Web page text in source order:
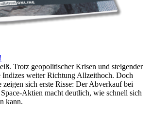
Trotz geopolitischer Krisen und steigender
Indizes weiter Richtung Allzeithoch. Doch
zeigen sich erste Risse: Der Abverkauf bei
Aktien macht deutlich, wie schnell sich
kann.